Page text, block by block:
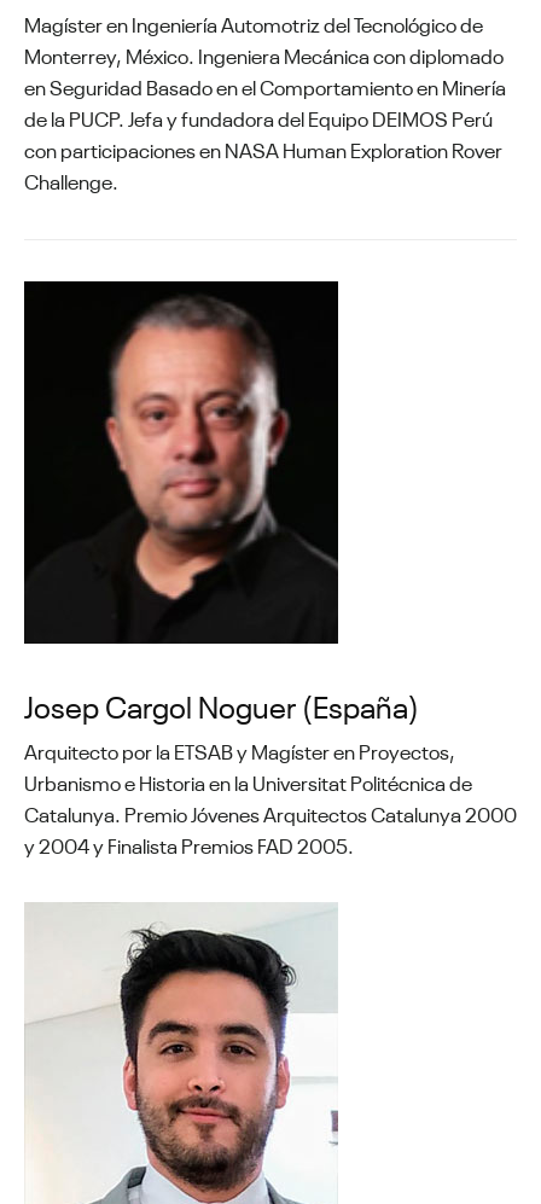
Magíster en Ingeniería Automotriz del Tecnológico de
Monterrey, México. Ingeniera Mecánica con diplomado
en Seguridad Basado en el Comportamiento en Minería
de la PUCP. Jefa y fundadora del Equipo DEIMOS Perú
con participaciones en NASA Human Exploration Rover
Challenge.
Josep Cargol Noguer (España)
Arquitecto por la ETSAB y Magíster en Proyectos,
Urbanismo e Historia en la Universitat Politécnica de
Catalunya. Premio Jóvenes Arquitectos Catalunya 2000
y 2004 y Finalista Premios FAD 2005.